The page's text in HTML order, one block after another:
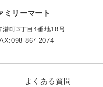
リーマート
町3丁目4番地18号
867-2074
よくある質問